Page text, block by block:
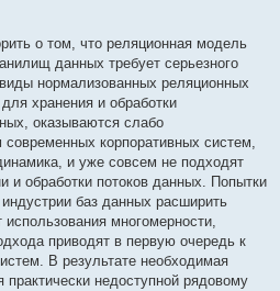
о том, что реляционная модель
данных требует серьезного
нормализованных реляционных
хранения и обработки
оказываются слабо
современных корпоративных систем,
и уже совсем не подходят
и обработки потоков данных. Попытки
баз данных расширить
многомерности,
приводят в первую очередь к
В результате необходимая
практически недоступной рядовому